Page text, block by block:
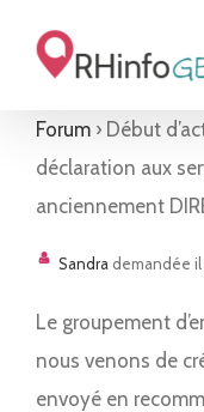
Forum › Début
déclaration aux
anciennement
Sandra demandée il
Le groupement
nous venons de
envoyé en